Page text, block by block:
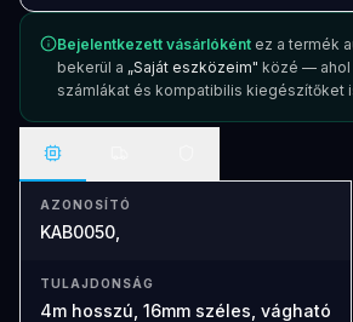
Bejelentkezett vásárlóként ez a termék
bekerül a „Saját eszközeim" közé — ahol
számlákat és kompatibilis kiegészítőket
AZONOSÍTÓ
KAB0050,
TULAJDONSÁG
4m hosszú, 16mm széles, vágható